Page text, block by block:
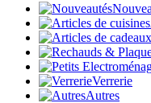
Verrerie
Autres